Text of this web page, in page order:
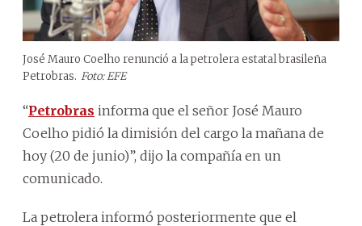
José Mauro Coelho renunció a la petrolera estatal brasileña
Petrobras. Foto: EFE
“Petrobras informa que el señor José Mauro
Coelho pidió la dimisión del cargo la mañana de
hoy (20 de junio)”, dijo la compañía en un
comunicado.
La petrolera informó posteriormente que el